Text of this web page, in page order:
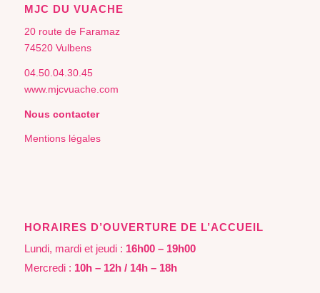
MJC DU VUACHE
20 route de Faramaz
74520 Vulbens
04.50.04.30.45
www.mjcvuache.com
Nous contacter
Mentions légales
HORAIRES D’OUVERTURE DE L’ACCUEIL
Lundi, mardi et jeudi : 16h00 – 19h00
Mercredi : 10h – 12h / 14h – 18h